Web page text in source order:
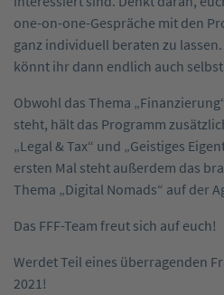
one-on-one-Gespräche mit den
ganz individuell beraten zu
könnt ihr dann endlich auch
Obwohl das Thema
steht, hält das Programm
„Legal & Tax“ und „Geistiges
ersten Mal steht außerdem das
Thema „Digital Nomads“ auf der
Das FFF-Team freut sich auf euch!
Werdet Teil eines überragenden
2021!